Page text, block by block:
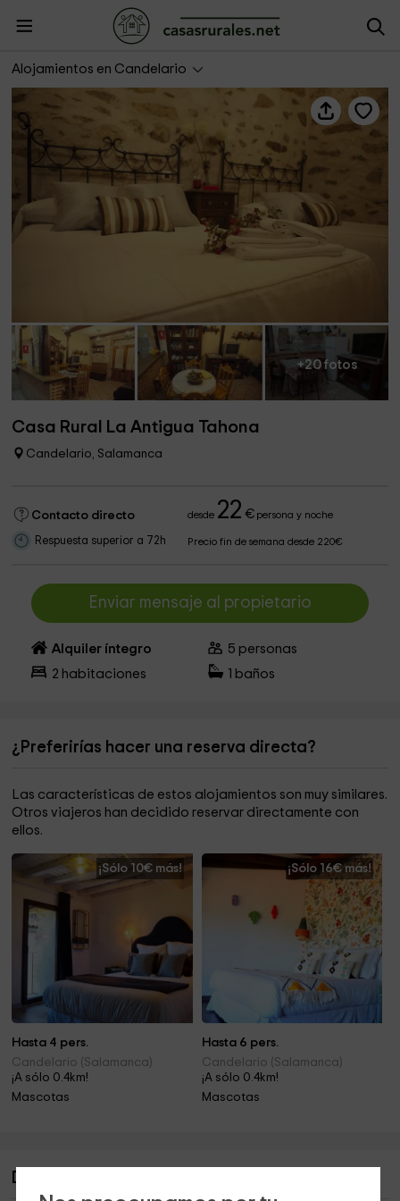
Alojamientos en Candelario
Casa Rural La Antigua Tahona
+20 fotos
Casa Rural La Antigua Tahona
Candelario, Salamanca
Contacto directo desde 22 €persona y noche
Respuesta superior a 72h Precio fin de semana desde 220€
Enviar mensaje al propietario
Alquiler íntegro 5 personas
2 habitaciones baños
¿Preferirías hacer una reserva directa?
Las características de estos alojamientos son muy similares.
Otros viajeros han decidido reservar directamente con
ellos.
¡Sólo 10€ más!
Hasta 4 pers.
Candelario (Salamanca)
¡A sólo 0.4km!
Mascotas
¡Sólo 16€ más!
Hasta 6 pers.
Candelario (Salamanca)
¡A sólo 0.4km!
Mascotas
Descripción de Casa Rural La Antigua Tahona